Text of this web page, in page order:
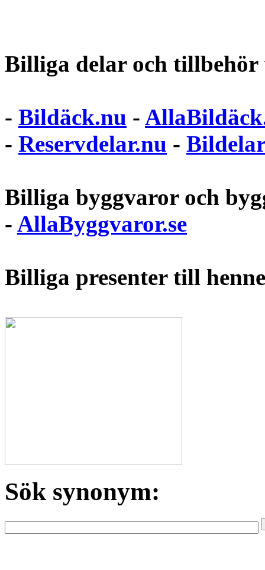
Billiga delar och
- Bildäck.nu -
- Reservdelar.nu - Bildelar
Billiga byggvaror och
- AllaByggvaror.se
Billiga presenter till
Sök synonym: